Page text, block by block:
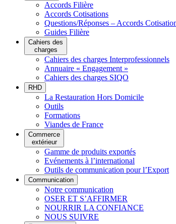
Accords Filière
Accords Cotisations
Questions/Réponses – Accords
Guides Filière
Cahiers des
charges
Cahiers des charges Interprofessionnels
Annuaire « Engagement »
Cahiers des charges SIQO
RHD
La Restauration Hors Domicile
Outils
Formations
Viandes de France
Commerce
extérieur
Gamme de produits exportés
Evénements à l’international
Outils de communication pour l’Export
Communication
Notre communication
OSER ET S’AFFIRMER
NOURRIR LA CONFIANCE
NOUS SUIVRE